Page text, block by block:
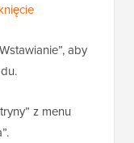
aby
z menu